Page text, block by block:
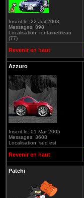
Inscrit le: 22 Juil 2003
Messages: 898
Localisation: fontainebleau
(77)
Revenir en haut
Azzuro
Inscrit le: 01 Mar 2005
Messages: 3608
Localisation: sud est
Revenir en haut
Patchi